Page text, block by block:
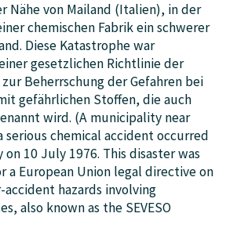
Nähe von Mailand (Italien), in der
chemischen Fabrik ein schwerer
Diese Katastrophe war
gesetzlichen Richtlinie der
Beherrschung der Gefahren bei
gefährlichen Stoffen, die auch
wird. (A municipality near
serious chemical accident occurred
10 July 1976. This disaster was
a European Union legal directive on
hazards involving
also known as the SEVESO